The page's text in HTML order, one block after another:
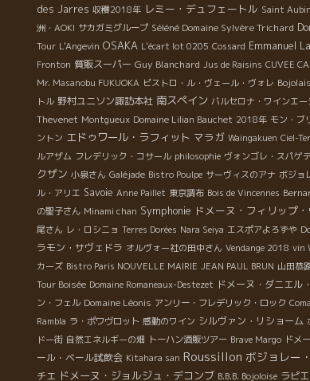
des Jarres 収穫2018年 レミー・デュフェートル Saint
洲・AOKI サカガミグループ Séléné Domaine Sylvère Trichard
Tour L'Angevin OSAKA L'écart lot 0205 Cossard Emmanuel
Fronton 質販スーパー Guy Blanchard Jus de Raisins CUVEE
Mr. Masanobu FUKUOKA ビストロ・ル・ヴェール・ヴォレ
トル 野村ユニソン諏訪本社 南スペイン バルセロナ・ワインエ
Thevenet Montgueux Domaine Lilian Bauchet 2018年 モン・ブ
ントン エドゥワール・ラフィット マラガ Waingakuen Ciel-
ルアザム フレデリック・コサール philosophie ヴォンゴレ・スパゲ
クザン 小泉さん Galéjade Bistro Poulpe サーヴィスのアナ ボジョ
ル・アリエ Savoie Anne Paillet 東京調布 Bois de Vincennes
の聖子さん Minami chan Symphonie ドメーヌ・フィリップ
尾さん レ・ロシニョ Terres Dorées Nara Seiya エスポアよろずや
ラモン・サヴェドラ オルヴォー社の田中さん Vendange 2018 vin
カーズ Bistro Paris NOUVELLE MAIRIE JEAN PAUL BRUN 山田恭
Tour Boisée Domaine Romaneaux-Destezet ドメーヌ・ダニエル
ン・フェル Domaine Léonis アンリー・フレデリック・ロック
Rambla ラ・ポワヴロット 感動のワイン シルヴァン・リショーム
ドー街 自然エネルギーの畑 トーハン酒販ツアー Brave Margo ドメ
ール・ベール試飲会 Kitahara san Roussillon ボジョレー
チエ ドメーヌ・ジョルジュ・デコンブ B.B.B. Bojoloise ラピ